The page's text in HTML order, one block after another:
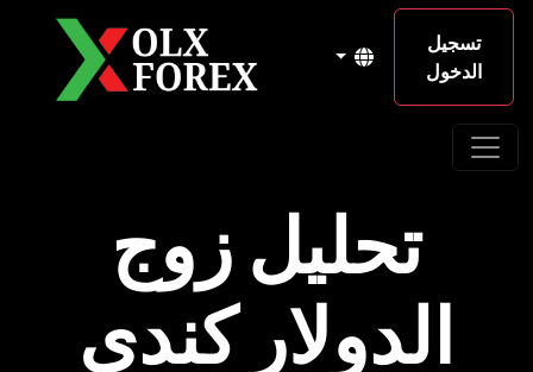
تسجيل
الدخول
تحليل زوج
الدولار كندي